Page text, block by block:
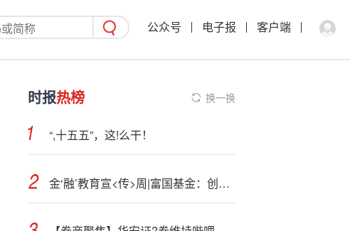
公众号 电子报 客户端
时报热榜 换一换
“,十五五”，这!么干！
金‘融’教育宣<传>周|富国基金：创意水果谐音梗反诈海报 勿信桃路 莓有捷径